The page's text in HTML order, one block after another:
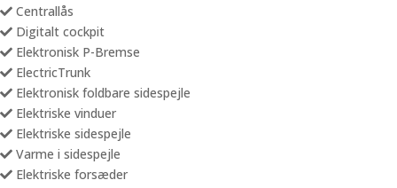
Centrallås
Digitalt cockpit
Elektronisk P-Bremse
ElectricTrunk
Elektronisk foldbare sidespejle
Elektriske vinduer
Elektriske sidespejle
Varme i sidespejle
Elektriske forsæder